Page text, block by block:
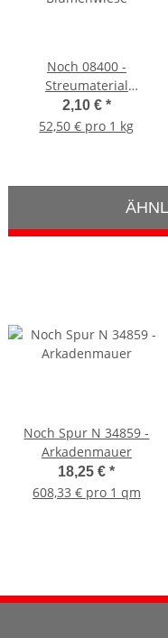
Noch 08400 -
Streumaterial
Blumenwiese
2,10 € *
52,50 € pro 1 kg
Noch Spur N 34859 -
Arkadenmauer
18,25 €*
608,33 € pro 1 qm